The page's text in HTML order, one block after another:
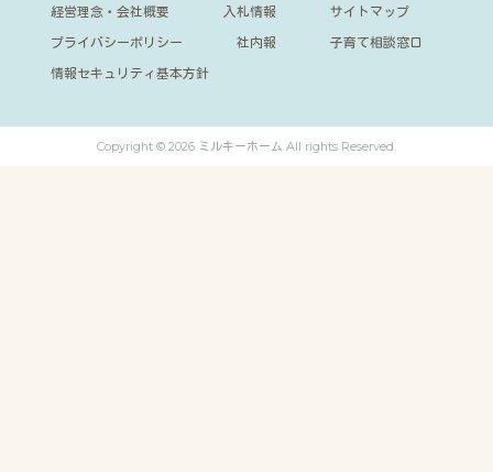
経営理念・会社概要 入札情報
サイトマップ
プライバシーポリシー
社内報
子育て相談窓口
情報セキュリティ基本方針
Copyright © 2026 ミルキーホーム All rights Reserved.